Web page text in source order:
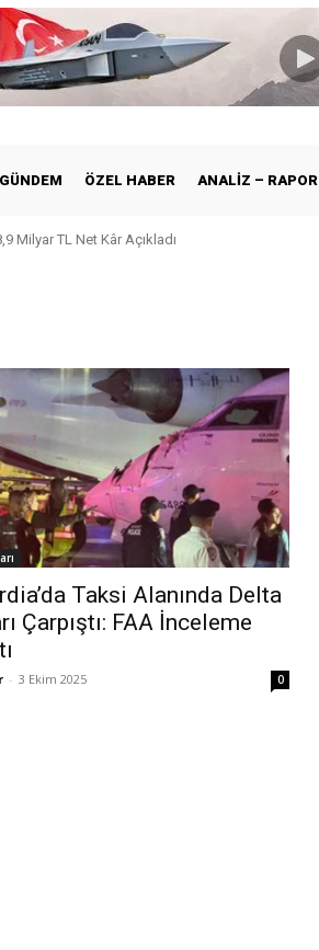
GÜNDEM ÖZEL HABER ANALIZ – RAPOR
Milyar TL Net Kâr Açıkladı
Taksi Alanında Delta
Çarpıştı: FAA İnceleme
- 3 Ekim 2025 0